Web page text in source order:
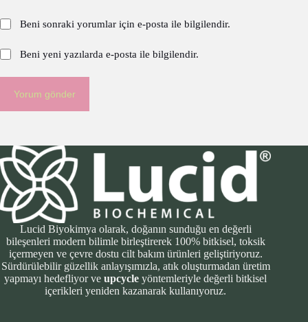
Beni sonraki yorumlar için e-posta ile bilgilendir.
Beni yeni yazılarda e-posta ile bilgilendir.
Yorum gönder
Lucid Biyokimya olarak, doğanın sunduğu en değerli
bileşenleri modern bilimle birleştirerek 100% bitkisel, toksik
içermeyen ve çevre dostu cilt bakım ürünleri geliştiriyoruz.
Sürdürülebilir güzellik anlayışımızla, atık oluşturmadan üretim
yapmayı hedefliyor veupcycle yöntemleriyle değerli bitkisel
içerikleri yeniden kazanarak kullanıyoruz.